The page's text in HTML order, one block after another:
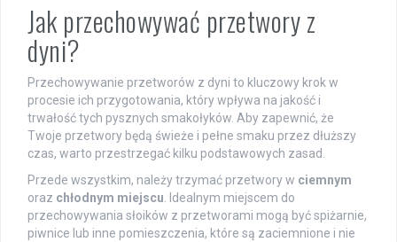
Jak przechowywać przetwory z
dyni?
Przechowywanie przetworów z dyni to kluczowy krok w
procesie ich przygotowania, który wpływa na jakość i
trwałość tych pysznych smakołyków. Aby zapewnić, że
Twoje przetwory będą świeże i pełne smaku przez dłuższy
czas, warto przestrzegać kilku podstawowych zasad.
Przede wszystkim, należy trzymać przetwory w ciemnym
oraz chłodnym miejscu . Idealnym miejscem do
przechowywania słoików z przetworami mogą być spiżarnie,
piwnice lub inne pomieszczenia, które są zaciemnione i nie